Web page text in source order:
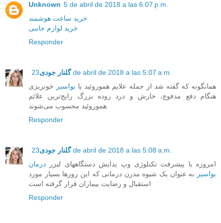
Unknown 5 de abril de 2018 a las 6:07 p.m.
خرید ساعت هوشمند
خرید لوازم جانبی
Responder
گلنار جودی23 de abril de 2018 a las 5:07 a.m.
همانگونه که گفته شد از جمله علایم هموروئید یا بواسیر
خونریزی
هنگام دفع مدفوع، خارش و درد روده بزرگ رایج‌ترین علائم
Responder
گلنار جودی23 de abril de 2018 a las 5:08 a.m.
امروزه با پیشرفت تکنلوژی وپ یدایش دستگاههای لیزر درمان
بواسیر
به عنوان یک شیوه مدرن درمانی که این روزها بسیار مورد
استقبال و رضایت بیماران قرار گرفته است
Responder